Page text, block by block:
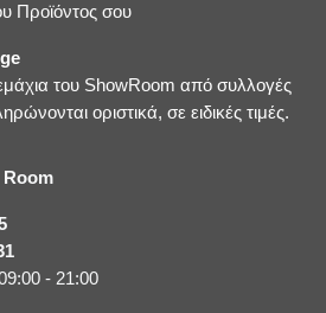
Προϊόντος σου
του ShowRoom από συλλογές
οριστικά, σε ειδικές τιμές.
- 21:00